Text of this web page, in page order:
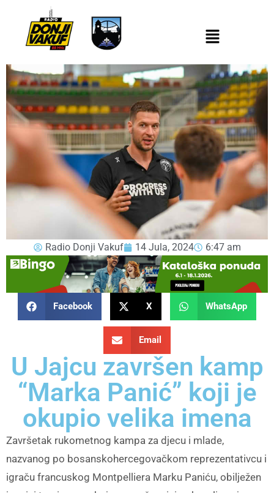
Radio Donji Vakuf 14 Jula, 2024 6:47 am
Facebook X WhatsApp
Email
U Jajcu završen kamp
“Marka Panić” koji je
okupio velika imena
Završetak rukometnog kampa za djecu i mlade,
nazvanog po bosanskohercegovačkom reprezentativcu i
igraču francuskog Montpelliera Marku Paniću, obilježen